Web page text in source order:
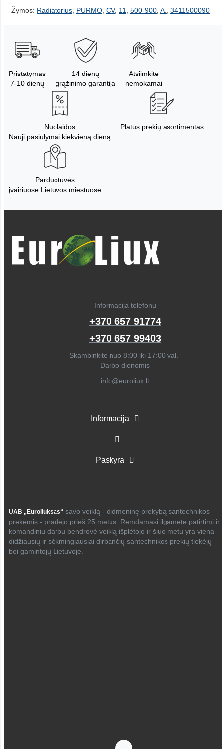
Žymos: Radiatorius PURMO CV, 11 500-900 A. 3411500090
Pristatymas
7-10 dienų
14 dienų
grąžinimo garantija
Atsiimkite
nemokamai
Nuolaidos
Nauji pasiūlymai kiekvieną dieną
Platus prekių asortimentas
Parduotuvės
įvairiuose Lietuvos miestuose
Informacija telefonu
+370 657 91774
+370 657 99403
Skambinkite nuo 8:00 iki 17:00 val.
Darbo dienomis
info@euroliux.lt
Informacija
Paskyra
UAB „Euroliuksas“ savo veiklą - didmeninę prekybą santechnikos
prekėmis - pradėjo prieš 25 metus. Remdamasi ilgamete patirtimi ir
komandiniu darbu bendrovė veiklą išplėtojo ir šiuo metu yra viena
didžiausių ir sėkmingiausiai dirbančių santechnikos prekių tiekėjų
bei gamintojų Lietuvoje.